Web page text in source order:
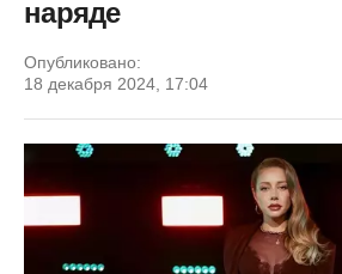
наряде
Опубликовано:
18 декабря 2024, 17:04